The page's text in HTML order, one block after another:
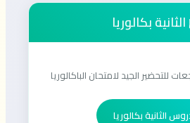
بكالوريا
للتحضير الجيد لامتحان الباكالوريا
الثانية بكالوريا